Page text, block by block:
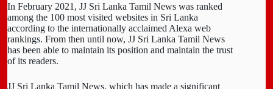
In February 2021, JJ Sri Lanka Tamil News was ranked
among the 100 most visited websites in Sri Lanka
according to the internationally acclaimed Alexa web
rankings. From then until now, JJ Sri Lanka Tamil News
has been able to maintain its position and maintain the trust
of its readers.
JJ Sri Lanka Tamil News, which has made a significant